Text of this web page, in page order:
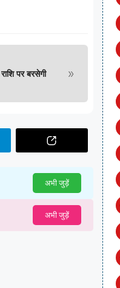
पर बरसेगी
»
अभी जुड़ें
अभी जुड़ें